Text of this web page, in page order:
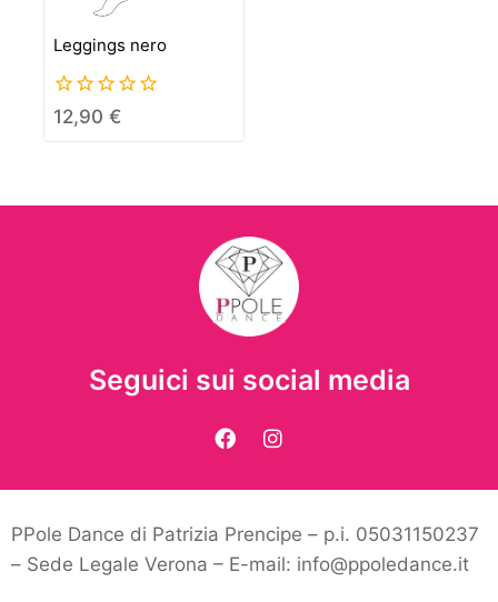
Leggings nero
0
12,90 €
Seguici sui social media
PPole Dance di Patrizia Prencipe – p.i. 05031150237
– Sede Legale Verona – E-mail: info@ppoledance.it